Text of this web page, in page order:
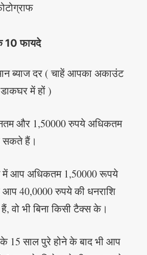
10 फायदे
ब्याज दर ( चाहें आपका अकाउंट
में हों )
और 1,50000 रुपये अधिकतम
सकते हैं।
में आप अधिकतम 1,50000 रूपये
आप 40,0000 रुपये की धनराशि
वो भी बिना किसी टैक्स के।
15 साल पुरे होने के बाद भी आप